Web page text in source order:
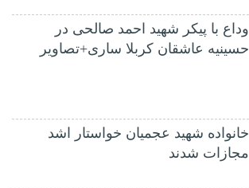
وداع با پیکر شهید احمد صالحی‌ در
حسینیه عاشقان کربلا ساری+تصاویر
خانواده شهید عجمیان خواستار اشد
مجازات شدند